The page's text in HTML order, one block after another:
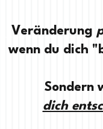
Veränderung
wenn du dich
Sondern
dich